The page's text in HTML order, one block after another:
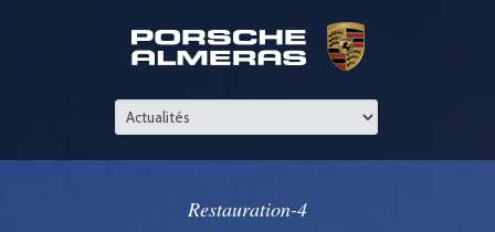
Restauration-4